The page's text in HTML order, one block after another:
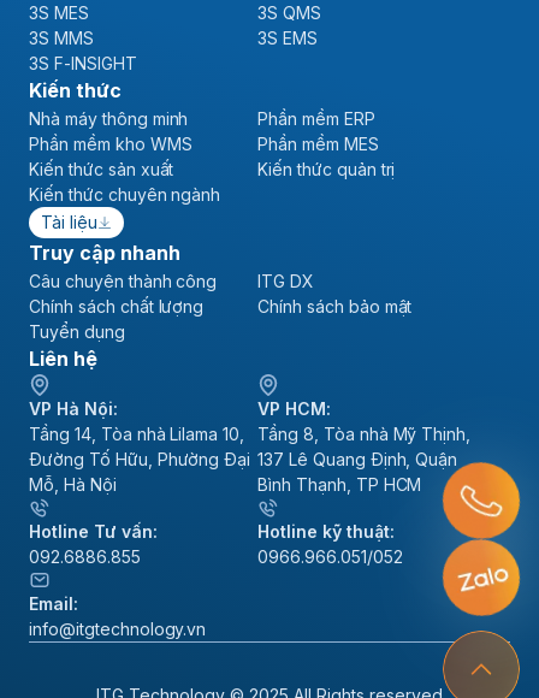
3S MES
3S QMS
3S MMS
3S EMS
3S F-INSIGHT
Kiến thức
Nhà máy thông minh
Phần mềm ERP
Phần mềm kho WMS
Phần mềm MES
Kiến thức sản xuất
Kiến thức quản trị
Kiến thức chuyên ngành
Tài liệu
Truy cập nhanh
Câu chuyện thành công
ITG DX
Chính sách chất lượng
Chính sách bảo mật
Tuyển dụng
Liên hệ
VP Hà Nội:
Tầng 14, Tòa nhà Lilama 10,
Đường Tố Hữu, Phường Đại
Mỗ, Hà Nội
VP HCM:
Tầng 8, Tòa nhà Mỹ Thịnh,
137 Lê Quang Định, Quận
Bình Thạnh, TP HCM
Hotline Tư vấn:
092.6886.855
Hotline kỹ thuật:
0966.966.051/052
Email:
info@itgtechnology.vn